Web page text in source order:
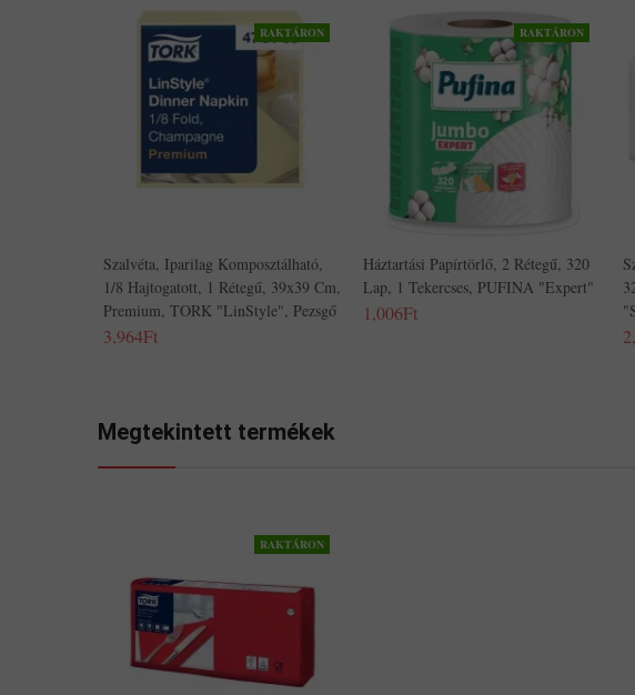
RAKTÁRON
Szalvéta, Iparilag Komposztálható,
1/8 Hajtogatott, 1 Rétegű, 39x39 Cm,
Premium, TORK "LinStyle", Pezsgő
3,964Ft
RAKTÁRON
Háztartási Papírtörlő, 2 Rétegű, 320
Lap, 1 Tekercses, PUFINA "Expert"
1,006Ft
Megtekintett termékek
RAKTÁRON